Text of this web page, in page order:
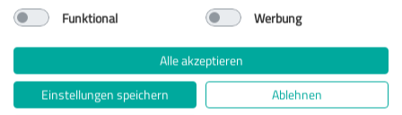
Bestellungen oder Anfragen, die Sie an uns als
Verschlüsselung. Eine verschlüsselte Verbindung erkennen
Sie daran, dass die Adresszeile des Browsers von „http://“
auf „https://“ wechselt und an dem Schloss-Symbol in Ihrer
Funktional
Werbung
Alle akzeptieren
Einstellungen speichern
Ablehnen